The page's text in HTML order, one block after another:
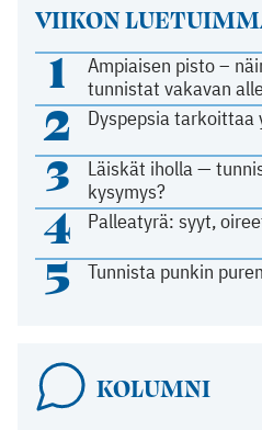
VIIKON
1
Ampiaisen pisto –
tunnistat vakavan
2 Dyspepsia tarkoittaa
3
Läiskät iholla —
kysymys?
4 Palleatyrä: syyt,
5 Tunnista punkin
KOLUMNI